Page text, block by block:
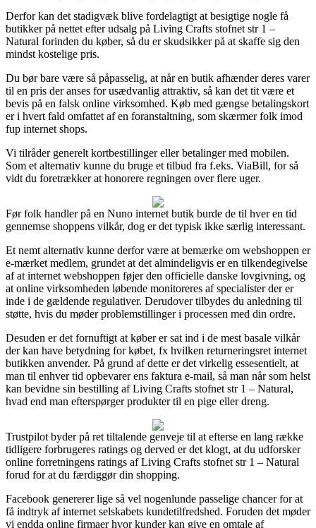
Derfor kan det stadigvæk blive fordelagtigt at besigtige nogle få
butikker på nettet efter udsalg på Living Crafts stofnet str 1 –
Natural forinden du køber, så du er skudsikker på at skaffe sig den
mindst kostelige pris.
Du bør bare være så påpasselig, at når en butik afhænder deres varer
til en pris der anses for usædvanlig attraktiv, så kan det tit være et
bevis på en falsk online virksomhed. Køb med gængse betalingskort
er i hvert fald omfattet af en foranstaltning, som skærmer folk imod
fup internet shops.
Vi tilråder generelt kortbestillinger eller betalinger med mobilen.
Som et alternativ kunne du bruge et tilbud fra f.eks. ViaBill, for så
vidt du foretrækker at honorere regningen over flere uger.
Før folk handler på en Nuno internet butik burde de til hver en tid
gennemse shoppens vilkår, dog er det typisk ikke særlig interessant.
Et nemt alternativ kunne derfor være at bemærke om webshoppen er
e-mærket medlem, grundet at det almindeligvis er en tilkendegivelse
af at internet webshoppen føjer den officielle danske lovgivning, og
at online virksomheden løbende monitoreres af specialister der er
inde i de gældende regulativer. Derudover tilbydes du anledning til
støtte, hvis du møder problemstillinger i processen med din ordre.
Desuden er det fornuftigt at køber er sat ind i de mest basale vilkår
der kan have betydning for købet, fx hvilken returneringsret internet
butikken anvender. På grund af dette er det virkelig essesentielt, at
man til enhver tid opbevarer ens faktura e-mail, så man når som helst
kan bevidne sin bestilling af Living Crafts stofnet str 1 – Natural,
hvad end man efterspørger produkter til en pige eller dreng.
Trustpilot byder på ret tiltalende genveje til at efterse en lang række
tidligere forbrugeres ratings og derved er det klogt, at du udforsker
online forretningens ratings af Living Crafts stofnet str 1 – Natural
forud for at du færdiggør din shopping.
Facebook genererer lige så vel nogenlunde passelige chancer for at
få indtryk af internet selskabets kundetilfredshed. Foruden det møder
vi endda online firmaer hvor kunder kan give en omtale af